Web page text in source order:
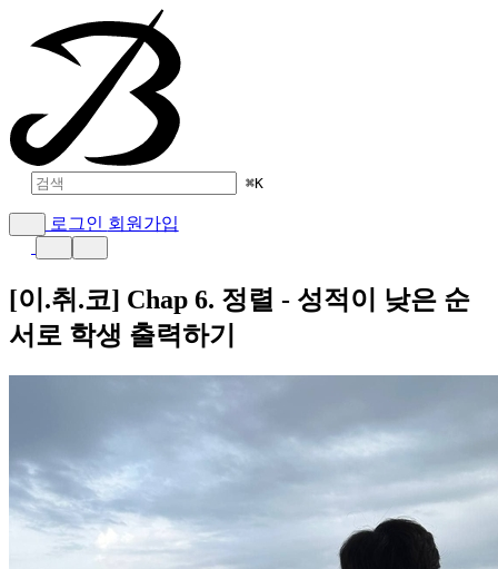
⌘K
로그인 회원가입
[이.취.코] Chap 6. 정렬 - 성적이 낮은 순
서로 학생 출력하기